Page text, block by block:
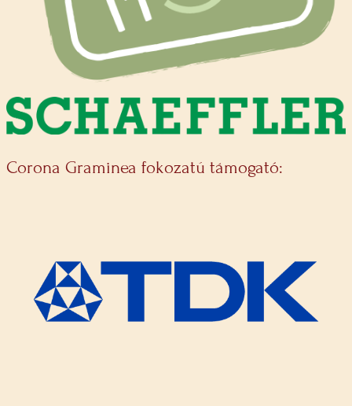
Corona Graminea fokozatú támogató: